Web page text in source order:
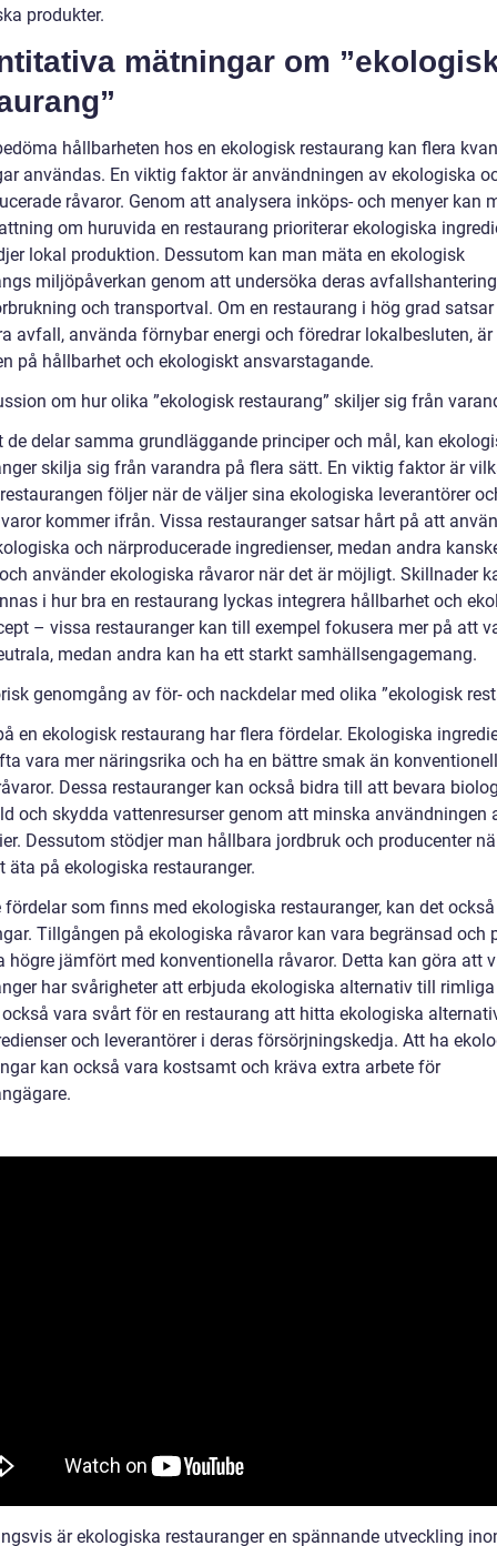
produkter.
mätningar om
hållbarheten hos en ekologisk restaurang kan flera
användas. En viktig faktor är användningen av ekologiska
råvaror. Genom att analysera inköps- och menyer kan
om huruvida en restaurang prioriterar ekologiska
lokal produktion. Dessutom kan man mäta en ekologisk
miljöpåverkan genom att undersöka deras
och transportval. Om en restaurang i hög grad
avfall, använda förnybar energi och föredrar lokalbesluten, är
på hållbarhet och ekologiskt ansvarstagande.
om hur olika ”ekologisk restaurang” skiljer sig från
de delar samma grundläggande principer och mål, kan
skilja sig från varandra på flera sätt. En viktig faktor är
följer när de väljer sina ekologiska leverantörer
kommer ifrån. Vissa restauranger satsar hårt på att
och närproducerade ingredienser, medan andra
använder ekologiska råvaror när det är möjligt. Skillnader
i hur bra en restaurang lyckas integrera hållbarhet och
– vissa restauranger kan till exempel fokusera mer på att
medan andra kan ha ett starkt samhällsengagemang.
genomgång av för- och nackdelar med olika ”ekologisk
en ekologisk restaurang har flera fördelar. Ekologiska
vara mer näringsrika och ha en bättre smak än
Dessa restauranger kan också bidra till att bevara
och skydda vattenresurser genom att minska användningen
Dessutom stödjer man hållbara jordbruk och producenter
äta på ekologiska restauranger.
fördelar som finns med ekologiska restauranger, kan det
Tillgången på ekologiska råvaror kan vara begränsad och
högre jämfört med konventionella råvaror. Detta kan göra att
har svårigheter att erbjuda ekologiska alternativ till rimliga
vara svårt för en restaurang att hitta ekologiska
och leverantörer i deras försörjningskedja. Att ha
kan också vara kostsamt och kräva extra arbete för
är ekologiska restauranger en spännande utveckling